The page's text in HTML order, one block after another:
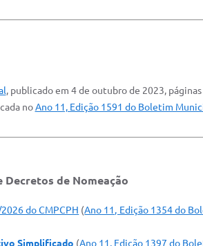
, publicado em 4 de outubro de 2023, páginas
noAno 11, Edição 1591 do Boletim
de Nomeação
do CMPCPH (Ano 11, Edição 1354 do
Simplificado (Ano 11, Edição 1397 do